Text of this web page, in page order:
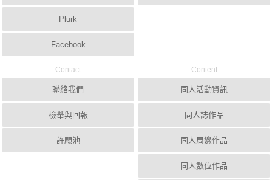
Plurk
Facebook
Contact
聯絡我們
檢舉與回報
許願池
Content
同人活動資訊
同人誌作品
同人周邊作品
同人數位作品